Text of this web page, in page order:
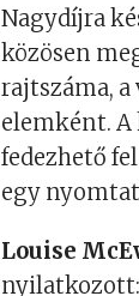
Nagydíjra
közösen
rajtszáma,
elemként.
fedezhető
egy
Louise
nyilatkozott: